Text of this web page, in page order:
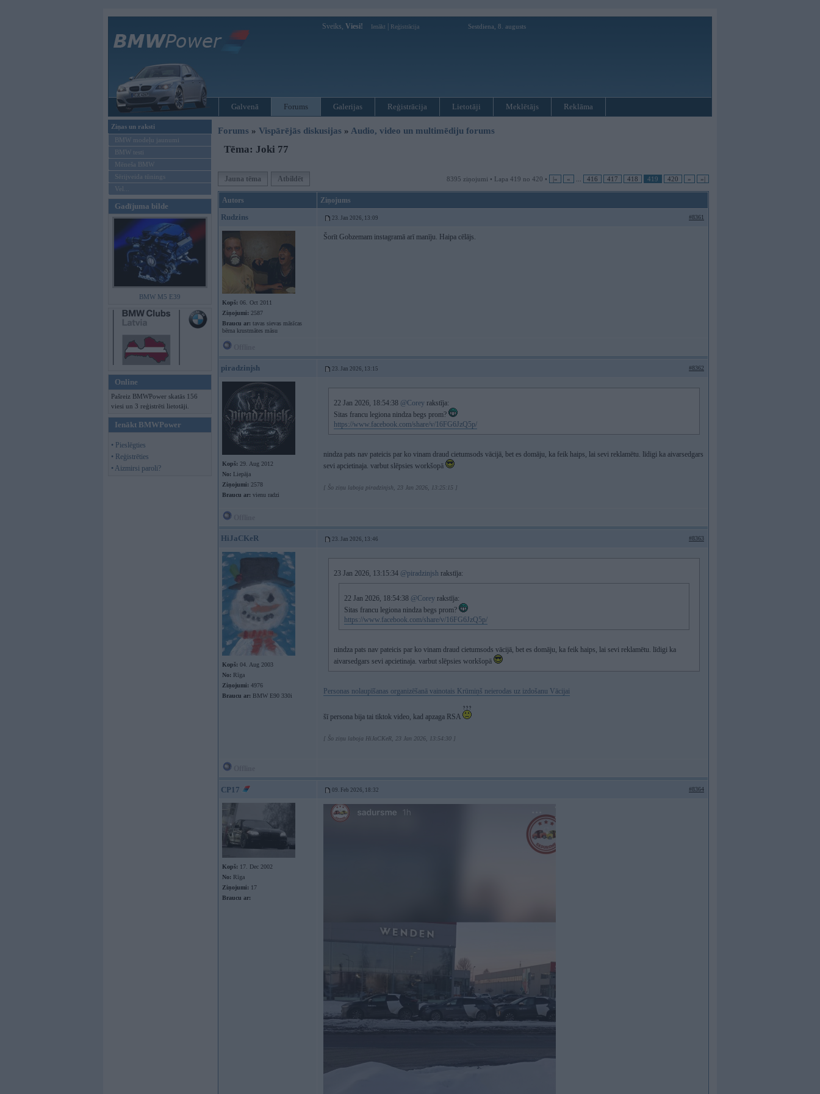
Sveiks, Viesi! Ienākt Reģistrācija Sestdiena, 8. augusts
Galvenā Forums Galerijas Reģistrācija Lietotāji Meklētājs Reklāma
Ziņas un raksti
BMW modeļu jaunumi
BMW testi
Mēneša BMW
Sērijveida tūnings
Vel...
Gadījuma bilde
BMW M5 E39
Online
Pašreiz BMWPower skatās 156
viesi un 3 reģistrēti lietotāji.
Ienākt BMWPower
• Pieslēgties
• Reģistrēties
• Aizmirsi paroli?
Forums » Vispārējās diskusijas » Audio, video un multimēdiju forums
Tēma: Joki 77
Jauna tēma Atbildēt 8395 ziņojumi • Lapa 419 no 420 • |« « 416 417 418 419 420 » »|
Autors Ziņojums
Rudzins 23. Jan 2026, 13:09 #8361
Kopš: 06. Oct 2011
Ziņojumi: 2587
Braucu ar: tavas sievas māsīcas
bērna krustmātes māsu
Šorīt Gobzemam instagramā arī manīju. Haipa cēlājs.
piradzinjsh 23. Jan 2026, 13:15 #8362
Kopš: 29. Aug 2012
No: Liepāja
Ziņojumi: 2578
Braucu ar: vienu radzi
22 Jan 2026, 18:54:38 @Corey rakstīja:
Sitas francu legiona nindza begs prom?
https://www.facebook.com/share/v/16FG6JzQ5p/
nindza pats nav pateicis par ko vinam draud cietumsods vācijā, bet es domāju, ka feik haips, lai sevi reklamētu. līdigi ka aivarsedgars
sevi apcietinaja. varbut slēpsies workšopā
[ Šo ziņu laboja piradzinjsh, 23 Jan 2026, 13:25:15 ]
HiJaCKeR 23. Jan 2026, 13:46 #8363
Kopš: 04. Aug 2003
No: Rīga
Ziņojumi: 4976
Braucu ar: BMW E90 330i
23 Jan 2026, 13:15:34 @piradzinjsh rakstīja:
22 Jan 2026, 18:54:38 @Corey rakstīja:
Sitas francu legiona nindza begs prom?
https://www.facebook.com/share/v/16FG6JzQ5p/
nindza pats nav pateicis par ko vinam draud cietumsods vācijā, bet es domāju, ka feik haips, lai sevi reklamētu. līdigi ka
aivarsedgars sevi apcietinaja. varbut slēpsies workšopā
Personas nolaupīšanas organizēšanā vainotais Krūmiņš neierodas uz izdošanu Vācijai
šī persona bija tai tiktok video, kad apzaga RSA
[ Šo ziņu laboja HiJaCKeR, 23 Jan 2026, 13:54:30 ]
CP17 09. Feb 2026, 18:32 #8364
Kopš: 17. Dec 2002
No: Rīga
Ziņojumi: 17
Braucu ar: